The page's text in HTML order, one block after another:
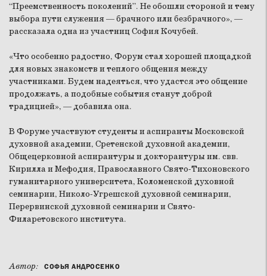
“Преемственность поколений”. Не обошли стороной и тему
выбора пути служения — брачного или безбрачного», —
рассказала одна из участниц София Кочубей.
«Что особенно радостно, Форум стал хорошей площадкой
для новых знакомств и теплого общения между
участниками. Будем надеяться, что удастся это общение
продолжать, а подобные события станут доброй
традицией», — добавила она.
В Форуме участвуют студенты и аспиранты Московской
духовной академии, Сретенской духовной академии,
Общецерковной аспирантуры и докторантуры им. свв.
Кирилла и Мефодия, Православного Свято-Тихоновского
гуманитарного университета, Коломенской духовной
семинарии, Николо-Угрешской духовной семинарии,
Перервинской духовной семинарии и Свято-
Филаретовского института.
Автор: СОФЬЯ АНДРОСЕНКО